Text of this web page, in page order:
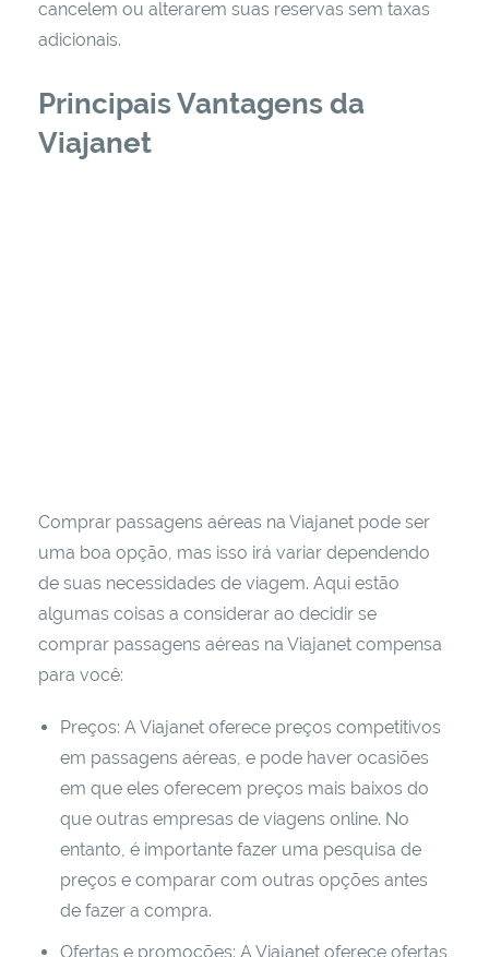
cancelem ou alterarem suas reservas sem taxas
adicionais.
Principais Vantagens da
Viajanet
Comprar passagens aéreas na Viajanet pode ser
uma boa opção, mas isso irá variar dependendo
de suas necessidades de viagem. Aqui estão
algumas coisas a considerar ao decidir se
comprar passagens aéreas na Viajanet compensa
para você:
Preços: A Viajanet oferece preços competitivos
em passagens aéreas, e pode haver ocasiões
em que eles oferecem preços mais baixos do
que outras empresas de viagens online. No
entanto, é importante fazer uma pesquisa de
preços e comparar com outras opções antes
de fazer a compra.
Ofertas e promoções: A Viajanet oferece ofertas